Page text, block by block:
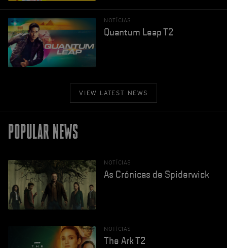
NOTÍCIAS
Quantum Leap T2
VIEW LATEST NEWS
POPULAR NEWS
NOTÍCIAS
As Crónicas de Spiderwick
NOTÍCIAS
The Ark T2